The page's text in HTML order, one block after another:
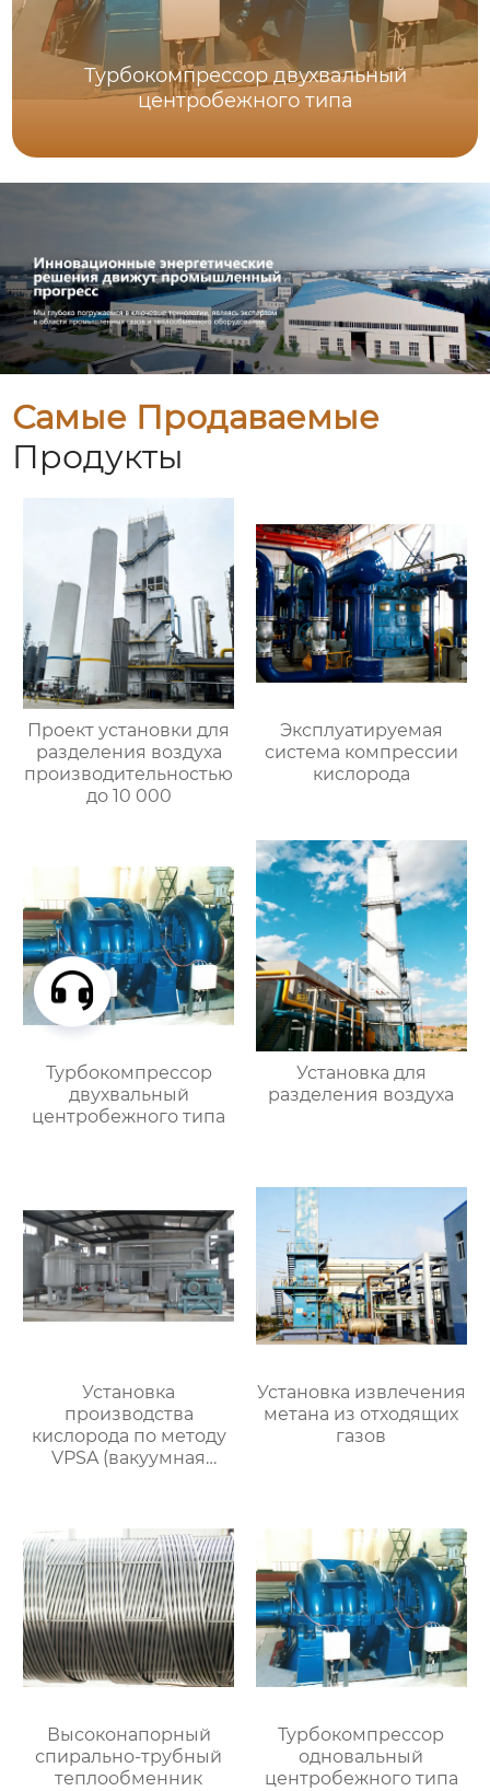
Турбокомпрессор двухвальный
центробежного типа
Самые Продаваемые
Продукты
Проект установки для
разделения воздуха
производительностью
до 10 000
Эксплуатируемая
система компрессии
кислорода
Турбокомпрессор
двухвальный
центробежного типа
Установка для
разделения воздуха
Установка
производства
кислорода по методу
VPSA (вакуумная
давлении)
Установка извлечения
метана из отходящих
газов
Высоконапорный
спирально-трубный
теплообменник
Турбокомпрессор
одновальный
центробежного типа